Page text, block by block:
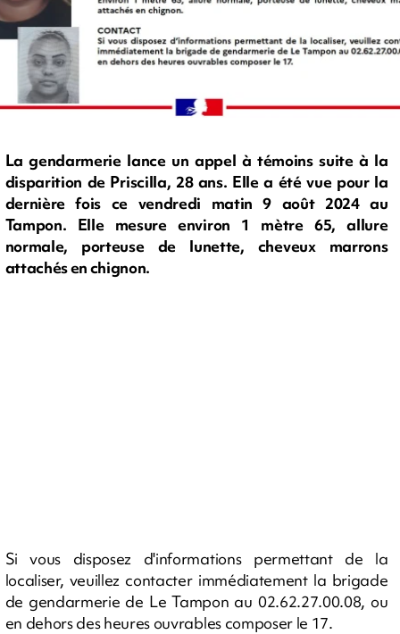
La gendarmerie lance un appel à témoins suite à la
disparition de Priscilla, 28 ans. Elle a été vue pour la
dernière fois ce vendredi matin 9 août 2024 au
Tampon. Elle mesure environ 1 mètre 65, allure
normale, porteuse de lunette, cheveux marrons
attachés en chignon.
Si vous disposez d'informations permettant de la
localiser, veuillez contacter immédiatement la brigade
de gendarmerie de Le Tampon au 02.62.27.00.08, ou
en dehors des heures ouvrables composer le 17.